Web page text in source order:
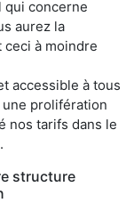
qui concerne
aurez la
à moindre
accessible à tous
prolifération
nos tarifs dans le
structure